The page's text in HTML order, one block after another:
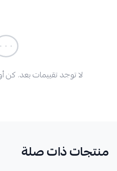
لا توجد تقييمات بعد. كن
منتجات ذات صلة